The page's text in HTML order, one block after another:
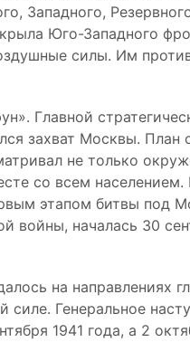
Западного,
Юго-Западного
силы. Им
Главной
захват Москвы. План
не только
со всем населением.
этапом битвы под
войны, началась 30
на направлениях
силе. Генеральное
1941 года, а 2